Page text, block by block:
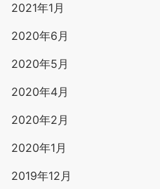
2021年1月
2020年6月
2020年5月
2020年4月
2020年2月
2020年1月
2019年12月